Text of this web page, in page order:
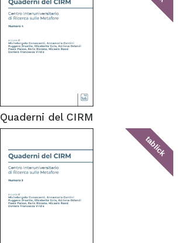
Quaderni del CIRM
tablick